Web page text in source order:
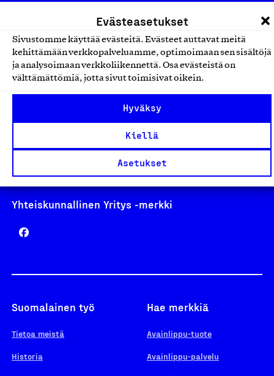
Evästeasetukset
Sivustomme käyttää evästeitä. Evästeet auttavat meitä
kehittämään verkkopalveluamme, optimoimaan sen sisältöjä
ja analysoimaan verkkoliikennettä. Osa evästeistä on
välttämättömiä, jotta sivut toimisivat oikein.
Hyväksy
Kiellä
Asetukset
Avainlippu
Yhteiskunnallinen Yritys -merkki
Suomalainen työ
Tietoa meistä
Historia
Hae merkkiä
Avainlippu-tuote
Avainlippu-palvelu